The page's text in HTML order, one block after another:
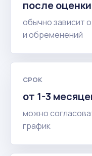
после
обычно зависит
и обременений
СРОК
от 1-3
можно
график